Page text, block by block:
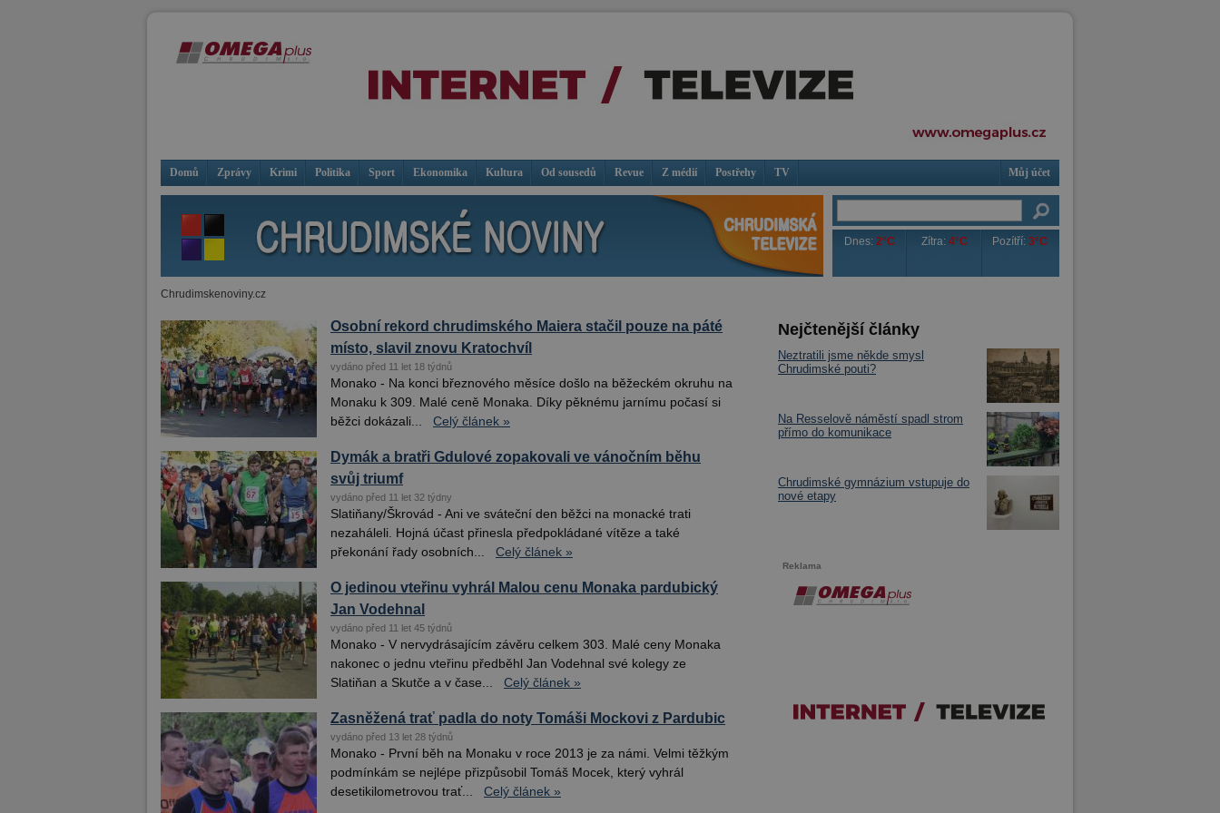
Domů Zprávy Krimi Politika Sport Ekonomika Kultura Od sousedů Revue Z médií Postřehy TV Můj účet
Dnes:2°C Zítra:4°C Pozítří: 3°C
Chrudimskenoviny.cz
Osobní rekord chrudimského Maiera stačil pouze na páté
místo, slavil znovu Kratochvíl
vydáno před 11 let 18 týdnů
Monako - Na konci březnového měsíce došlo na běžeckém okruhu na
Monaku k 309. Malé ceně Monaka. Díky pěknému jarnímu počasí si
běžci dokázali...
Celý článek »
Dymák a bratři Gdulové zopakovali ve vánočním běhu
svůj triumf
vydáno před 11 let 32 týdny
Slatiňany/Škrovád - Ani ve sváteční den běžci na monacké trati
nezaháleli. Hojná účast přinesla předpokládané vítěze a také
překonání řady osobních...
Celý článek »
O jedinou vteřinu vyhrál Malou cenu Monaka pardubický
Jan Vodehnal
vydáno před 11 let 45 týdnů
Monako - V nervydrásajícím závěru celkem 303. Malé ceny Monaka
nakonec o jednu vteřinu předběhl Jan Vodehnal své kolegy ze
Slatiňan a Skutče a v čase...
Celý článek »
Zasněžená trať padla do noty Tomáši Mockovi z Pardubic
vydáno před 13 let 28 týdnů
Monako - První běh na Monaku v roce 2013 je za námi. Velmi těžkým
podmínkám se nejlépe přizpůsobil Tomáš Mocek, který vyhrál
desetikilometrovou trať...
Celý článek »
Nejčtenější články
Neztratili jsme někde smysl
Chrudimské pouti?
Na Resselově náměstí spadl strom
přímo do komunikace
Chrudimské gymnázium vstupuje do
nové etapy
Reklama